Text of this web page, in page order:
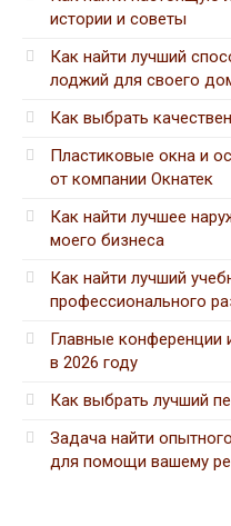
истории и советы
Как найти лучший
лоджий для своего
Как выбрать
Пластиковые окна и
от компании Окнатек
Как найти лучшее
моего бизнеса
Как найти лучший
профессионального
Главные конференции
в 2026 году
Как выбрать лучший
Задача найти
для помощи вашему